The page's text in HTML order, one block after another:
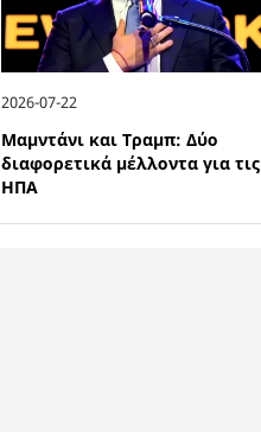
2026-07-22
Μαμντάνι και Τραμπ: Δύο
διαφορετικά μέλλοντα για τις
ΗΠΑ